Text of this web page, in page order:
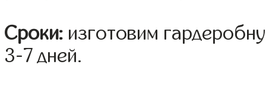
Сроки: изготовим
3-7 дней.